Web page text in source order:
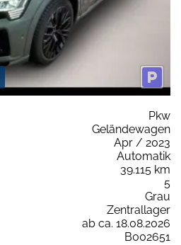
Pkw
Geländewagen
Apr / 2023
Automatik
39.115 km
5
Grau
Zentrallager
ab ca. 18.08.2026
B002651